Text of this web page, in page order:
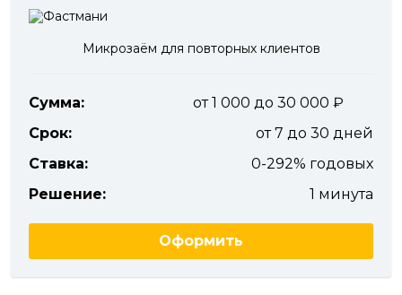
Микрозаём для повторных клиентов
Сумма:
от 1 000 до 30 000
Срок:
от 7 до 30 дней
Ставка:
0-292% годовых
Решение:
1 минута
Оформить